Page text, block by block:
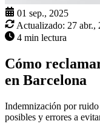
01 sep., 2025
Actualizado: 27 abr.,
4 min lectura
Cómo
en Barcelona
Indemnización por
posibles y errores a